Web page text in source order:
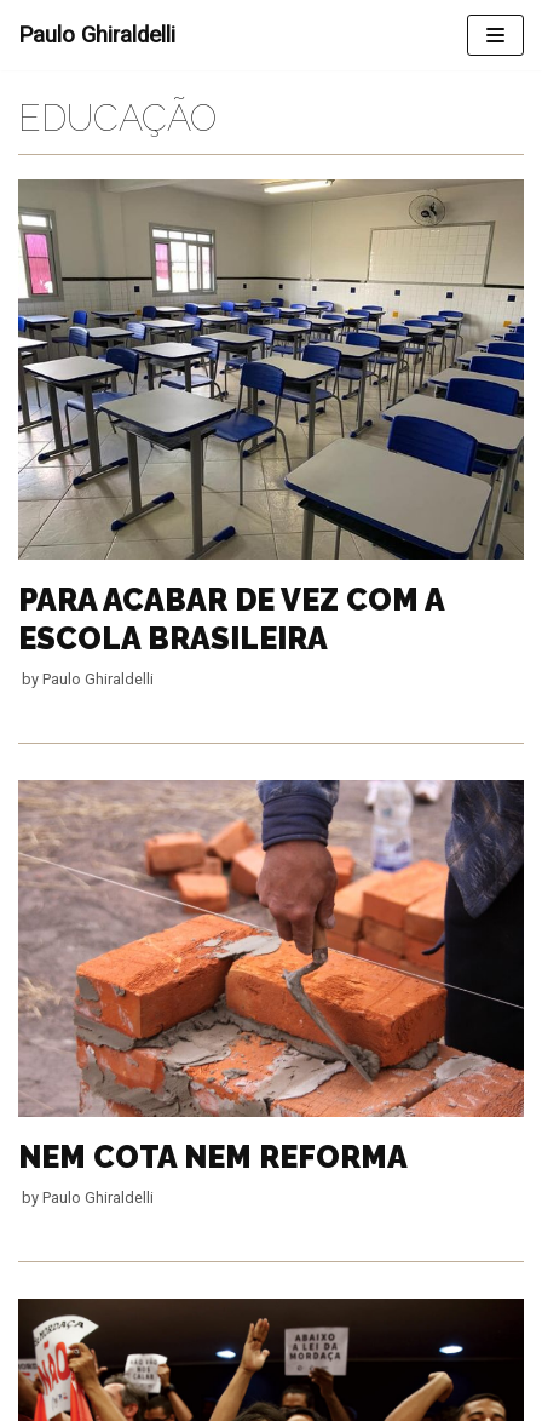
Skip
Paulo Ghiraldelli
EDUCAÇÃO
PARA ACABAR DE VEZ COM A
ESCOLA BRASILEIRA
by Paulo Ghiraldelli
NEM COTA NEM REFORMA
by Paulo Ghiraldelli